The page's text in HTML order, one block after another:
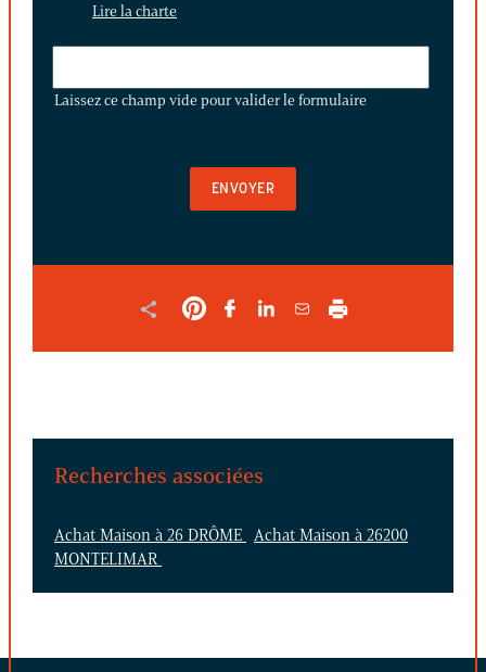
Lire la charte
CHAMP
Laissez ce champ vide pour valider le formulaire
Recherches associées
Achat Maison à 26 DRÔME
Achat Maison à 26200
MONTELIMAR